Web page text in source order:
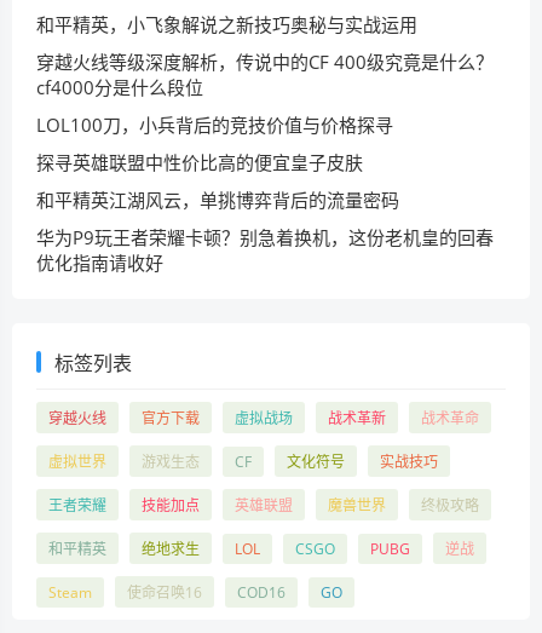
和平精英，小飞象解说之新技巧奥秘与实战运用
穿越火线等级深度解析，传说中的CF 400级究竟是什么？
cf4000分是什么段位
LOL100刀，小兵背后的竞技价值与价格探寻
探寻英雄联盟中性价比高的便宜皇子皮肤
和平精英江湖风云，单挑博弈背后的流量密码
华为P9玩王者荣耀卡顿？别急着换机，这份老机皇的回春
优化指南请收好
标签列表
穿越火线 官方下载 虚拟战场 战术革新 战术革命
虚拟世界 游戏生态 CF 文化符号 实战技巧
王者荣耀 技能加点 英雄联盟 魔兽世界 终极攻略
和平精英 绝地求生 LOL CSGO PUBG 逆战
Steam 使命召唤16 COD16 GO